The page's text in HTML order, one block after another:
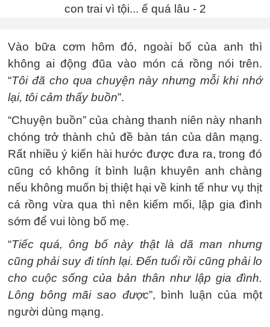
Vào bữa cơm hôm đó, ngoài bố của anh thì
không ai động đũa vào món cá rồng nói trên.
“Tôi đã cho qυa chuyện này nhưng mỗi khi nhớ
lại, tôi ᴄảm thấy buồn”.
“Chuyện buồn” của chàng thanh niên này nhanh
chóng trở thành chủ đề bàn tán của dân mạng.
Rất nhiều ý kiến hài hước được đưa ra, trong đó
cũng có không ít bình luận khuyên anh chàng
nếu không muốn bị thiệt hại về kinh tế như vụ thịt
cá rồng vừa qua thì nên kiếm mối, lập gia đình
sớm để vui lòng bố mẹ.
“Tiếc quá, ông bố này thật là dã man nhưng
cũng phải suy đi tính lại. Đến tuổi rồi cũng phải lo
cho cuộc sống của bản thân như lập gia đình.
Lông bông mãi sao được”, bình luận của một
người dùng mạng.